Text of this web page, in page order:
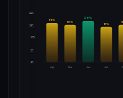
24%
18%
12%
6%
0%
Apr
19%
Mai
18%
Jun
20%
Jul
17%